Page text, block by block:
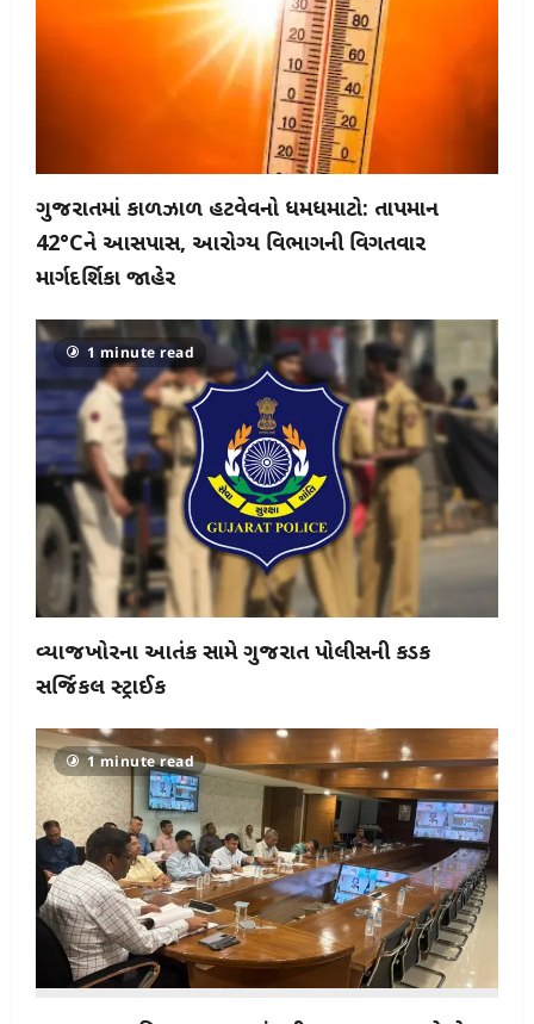
ગુજરાતમાં કાળઝાળ હીટવેવનો ધમધમાટો: તાપમાન
42°Cને આસપાસ, આરોગ્ય વિભાગની વિગતવાર
માર્ગદર્શિકા જાહેર
1 minute read
વ્યાજખોરીના આતંક સામે ગુજરાત પોલીસની કડક
સર્જિકલ સ્ટ્રાઈક
1 minute read